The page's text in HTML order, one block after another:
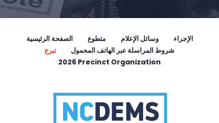
الصفحة الرئيسية متطوع وسائل الإعلام
الإجراء
تبرع
شروط المراسلة عبر الهاتف المحمول
2026 Precinct Organization